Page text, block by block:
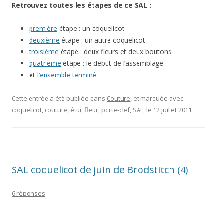
Retrouvez toutes les étapes de ce SAL :
première étape : un coquelicot
deuxième étape : un autre coquelicot
troisième étape : deux fleurs et deux boutons
quatrième étape : le début de l’assemblage
et l’ensemble terminé
Cette entrée a été publiée dans Couture, et marquée avec
coquelicot, couture, étui,fleur, porte-clef, SAL, le 12 juillet 2011 .
SAL coquelicot de juin de Brodstitch (4)
6 réponses